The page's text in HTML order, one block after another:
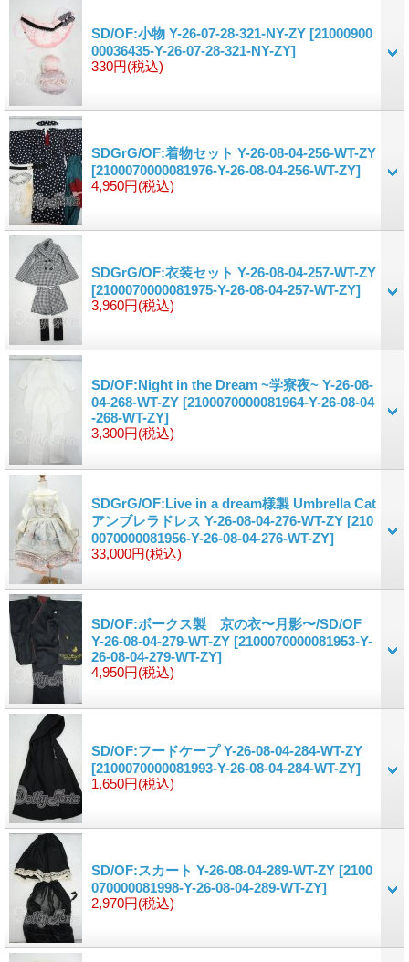
SD/OF:小物 Y-26-07-28-321-NY-ZY [21000900
00036435-Y-26-07-28-321-NY-ZY]
330円(税込)
SDGrG/OF:着物セット Y-26-08-04-256-WT-ZY
[2100070000081976-Y-26-08-04-256-WT-ZY]
4,950円(税込)
SDGrG/OF:衣装セット Y-26-08-04-257-WT-ZY
[2100070000081975-Y-26-08-04-257-WT-ZY]
3,960円(税込)
SD/OF:Night in the Dream ~学寮夜~ Y-26-08-
04-268-WT-ZY [2100070000081964-Y-26-08-04
-268-WT-ZY]
3,300円(税込)
SDGrG/OF:Live in a dream様製 Umbrella Cat
アンブレラドレス Y-26-08-04-276-WT-ZY [210
0070000081956-Y-26-08-04-276-WT-ZY]
33,000円(税込)
SD/OF:ボークス製 京の衣〜月影〜/SD/OF
Y-26-08-04-279-WT-ZY [2100070000081953-Y-
26-08-04-279-WT-ZY]
4,950円(税込)
SD/OF:フードケープ Y-26-08-04-284-WT-ZY
[2100070000081993-Y-26-08-04-284-WT-ZY]
1,650円(税込)
SD/OF:スカート Y-26-08-04-289-WT-ZY [2100
070000081998-Y-26-08-04-289-WT-ZY]
2,970円(税込)